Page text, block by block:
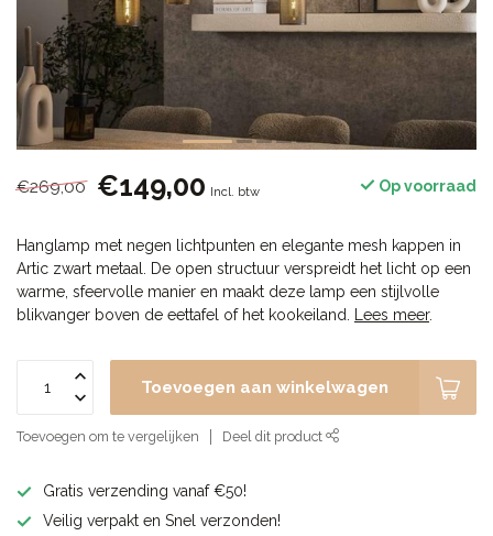
€269,00 €149,00 Incl. btw Op voorraad
Hanglamp met negen lichtpunten en elegante mesh kappen in
Artic zwart metaal. De open structuur verspreidt het licht op een
warme, sfeervolle manier en maakt deze lamp een stijlvolle
blikvanger boven de eettafel of het kookeiland.
Lees meer.
Toevoegen aan winkelwagen
Toevoegen om te vergelijken Deel dit product
Gratis verzending vanaf €50!
Veilig verpakt en Snel verzonden!